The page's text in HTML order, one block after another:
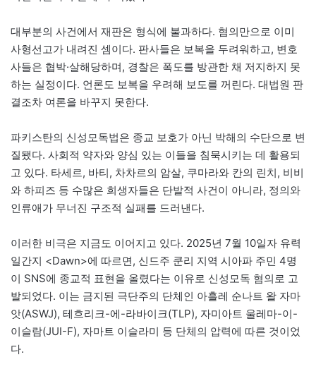
대부분의 사건에서 재판은 형식에 불과하다. 혐의만으로 이미
사형선고가 내려진 셈이다. 판사들은 보복을 두려워하고, 변호
사들은 협박·살해당하며, 경찰은 폭도를 방관한 채 저지하지 못
하는 실정이다. 언론도 보복을 우려해 보도를 꺼린다. 대법원 판
결조차 여론을 바꾸지 못한다.
파키스탄의 신성모독법은 종교 보호가 아닌 박해의 수단으로 변
질됐다. 사회적 약자와 양심 있는 이들을 침묵시키는 데 활용되
고 있다. 타세르, 바티, 차차르의 암살, 쿠마라와 칸의 린치, 비비
와 하피즈 등 수많은 희생자들은 단발적 사건이 아니라, 정의와
인류애가 무너진 구조적 실패를 드러낸다.
이러한 비극은 지금도 이어지고 있다. 2025년 7월 10일자 유력
일간지 <Dawn>에 따르면, 신드주 쿤리 지역 시아파 주민 4명
이 SNS에 종교적 표현을 올렸다는 이유로 신성모독 혐의로 고
발되었다. 이는 금지된 극단주의 단체인 아흘레 순나트 왈 자마
앗(ASWJ), 테흐리크-에-라바이크(TLP), 자미아트 울레마-이-
이슬람(JUI-F), 자마트 이슬라미 등 단체의 압력에 따른 것이었
다.